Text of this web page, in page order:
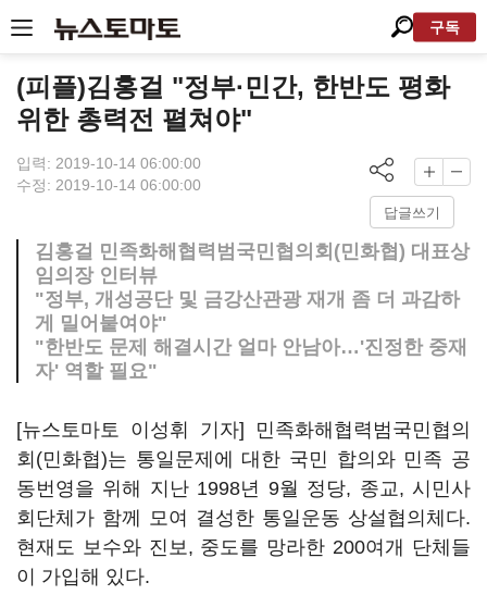
구독
(피플)김홍걸 "정부·민간, 한반도 평화
위한 총력전 펼쳐야"
입력: 2019-10-14 06:00:00
수정: 2019-10-14 06:00:00
답글쓰기
김홍걸 민족화해협력범국민협의회(민화협) 대표상
임의장 인터뷰
"정부, 개성공단 및 금강산관광 재개 좀 더 과감하
게 밀어붙여야"
"한반도 문제 해결시간 얼마 안남아…'진정한 중재
자' 역할 필요"
[뉴스토마토 이성휘 기자] 민족화해협력범국민협의
회(민화협)는 통일문제에 대한 국민 합의와 민족 공
동번영을 위해 지난 1998년 9월 정당, 종교, 시민사
회단체가 함께 모여 결성한 통일운동 상설협의체다.
현재도 보수와 진보, 중도를 망라한 200여개 단체들
이 가입해 있다.